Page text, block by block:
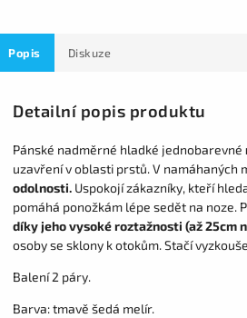
Popis Diskuze
Detailní popis produktu
Pánské nadměrné hladké jednobarevné
uzavření v oblasti prstů. V namáhaných
odolnosti. Uspokojí zákazníky, kteří
pomáhá ponožkám lépe sedět na noze.
díky jeho vysoké roztažnosti (až 25cm
osoby se sklony k otokům. Stačí
Balení 2 páry.
Barva: tmavě šedá melír.